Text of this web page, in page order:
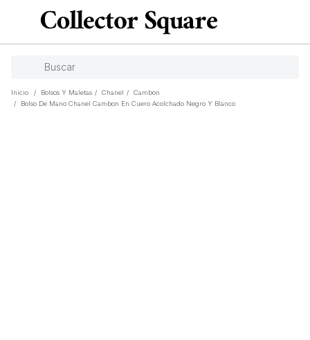
Inicio / Bolsos Y Maletas / Chanel /
Cambon
/
Bolso De Mano Chanel Cambon En Cuero Acolchado Negro Y Blanco